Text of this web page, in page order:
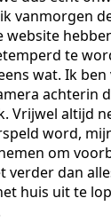
vanmorgen
website
te
wat. Ik
achterin
Vrijwel altijd
word,
om
verder dan
huis uit te